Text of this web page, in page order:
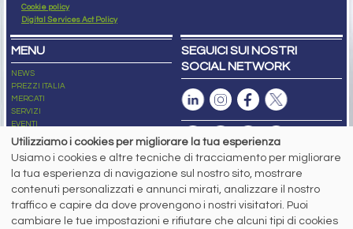
Cookie policy
Digital Services Act Policy
MENU
NEWS
PREZZI ITALIA
MERCATI
SERVIZI
EVENTI
ABBONAMENTI
NEWSLETTER
SEGUICI SUI NOSTRI
SOCIAL NETWORK
Capitale Sociale: 190.000€ interamente versato
Registro delle Imprese di Brescia
Codice Fiscale e Partita I.V.A.:IT03562320170
R.E.A. n. 419331
Utilizziamo i cookies per migliorare la tua esperienza
Usiamo i cookies e altre tecniche di tracciamento per migliorare
la tua esperienza di navigazione sul nostro sito, mostrare
contenuti personalizzati e annunci mirati, analizzare il nostro
traffico e capire da dove provengono i nostri visitatori. Puoi
cambiare le tue impostazioni e rifiutare che alcuni tipi di cookies